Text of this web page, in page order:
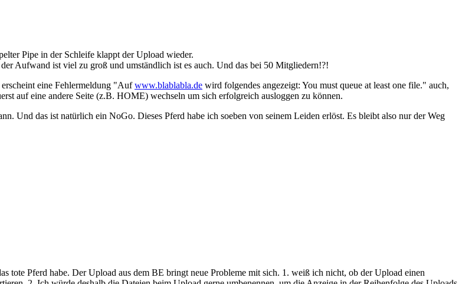
Pipe in der Schleife klappt der Upload wieder.
Aufwand ist viel zu groß und umständlich ist es auch. Und das bei 50 Mitgliedern!?!
eine Fehlermeldung "Aufwww.blablabla.de wird folgendes angezeigt: You must queue at least one file." auch,
auf eine andere Seite (z.B. HOME) wechseln um sich erfolgreich ausloggen zu können.
Und das ist natürlich ein NoGo. Dieses Pferd habe ich soeben von seinem Leiden erlöst. Es bleibt also nur der Weg
tote Pferd habe. Der Upload aus dem BE bringt neue Probleme mit sich. 1. weiß ich nicht, ob der Upload einen